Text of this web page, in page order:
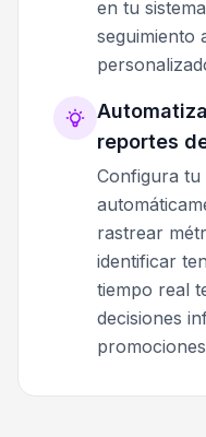
en tu
seguimiento
reportes
Configura tu
rastrear
identificar
tiempo real
decisiones